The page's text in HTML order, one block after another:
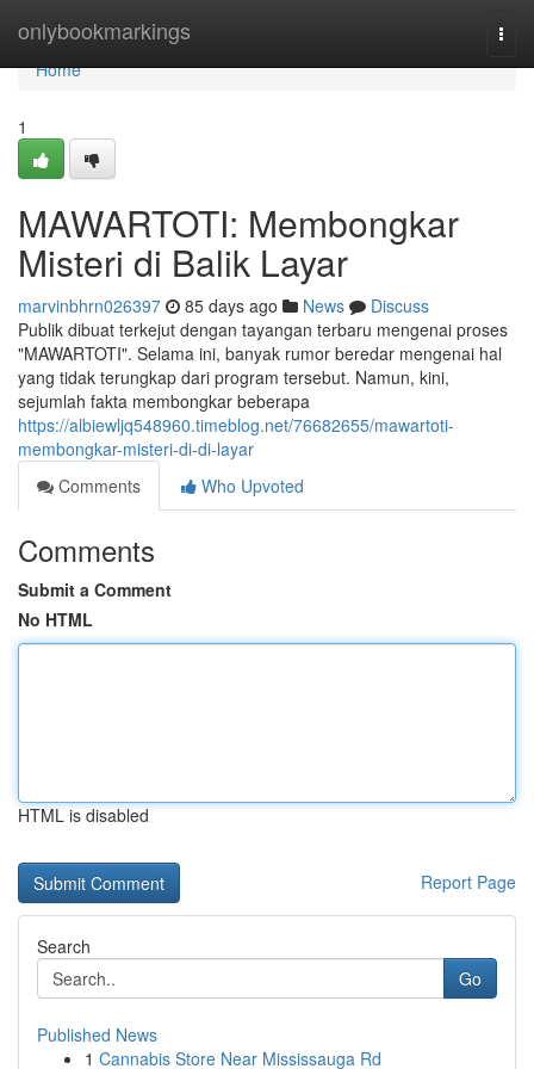
onlybookmarkings
Home
Home
1
MAWARTOTI: Membongkar
Misteri di Balik Layar
marvinbhrn026397 85 days ago News
Discuss
Publik dibuat terkejut dengan tayangan terbaru mengenai proses
"MAWARTOTI". Selama ini, banyak rumor beredar mengenai hal
yang tidak terungkap dari program tersebut. Namun, kini,
sejumlah fakta membongkar beberapa
https://albiewljq548960.timeblog.net/76682655/mawartoti-
membongkar-misteri-di-di-layar
Comments
Who Upvoted
Comments
Submit a Comment
No HTML
HTML is disabled
Report Page
Search
Go
Published News
1 Cannabis Store Near Mississauga Rd